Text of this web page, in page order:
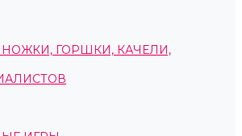
ГОРШКИ, КАЧЕЛИ,